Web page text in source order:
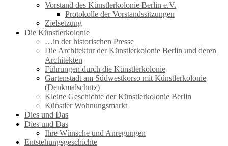
Vorstand des Künstlerkolonie Berlin e.V.
Protokolle der Vorstandssitzungen
Zielsetzung
Die Künstlerkolonie
…in der historischen Presse
Die Architektur der Künstlerkolonie Berlin und deren
Architekten
Führungen durch die Künstlerkolonie
Gartenstadt am Südwestkorso mit Künstlerkolonie
(Denkmalschutz)
Kleine Geschichte der Künstlerkolonie Berlin
Künstler Wohnungsmarkt
Dies und Das
Dies und Das
Ihre Wünsche und Anregungen
Entstehungsgeschichte